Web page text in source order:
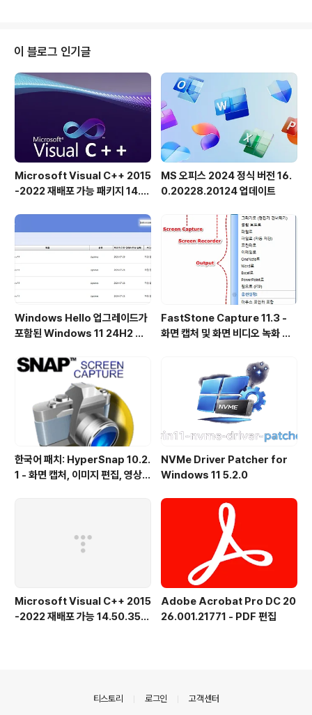
지속적인 보안 기능은 어떻게 될까요? 이러한 질문에 대한 답은 항상 간단하지
않으며, Microsoft 정책에는 많은 사용자가 알지..
이 블로그 인기글
Microsoft Visual C++ 2015
-2022 재배포 가능 패키지 14.5
MS 오피스 2024 정식 버전 16.
0.20228.20124 업데이트
Windows Hello 업그레이드가
포함된 Windows 11 24H2 및
출시
FastStone Capture 11.3 -
화면 캡처 및 화면 비디오 녹화 도
한국어 패치: HyperSnap 10.2.
1 - 화면 캡처, 이미지 편집, 영상
NVMe Driver Patcher for
Windows 11 5.2.0
Microsoft Visual C++ 2015
-2022 재배포 가능 14.50.356
Adobe Acrobat Pro DC 20
26.001.21771 - PDF 편집
티스토리 로그인 고객센터